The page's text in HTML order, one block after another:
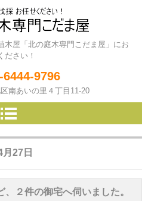
ま屋（札幌の
木屋「北の庭木専門こだま屋」にお
ださい！
6444-9796
南あいの里４丁目11-20
27日
２件の御宅へ伺いました。